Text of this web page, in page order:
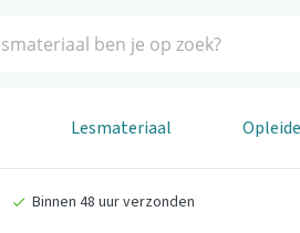
Lesmateriaal
Binnen 48 uur verzonden